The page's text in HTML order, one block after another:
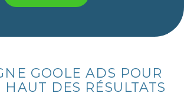
GOOLE ADS POUR
HAUT DES RÉSULTATS